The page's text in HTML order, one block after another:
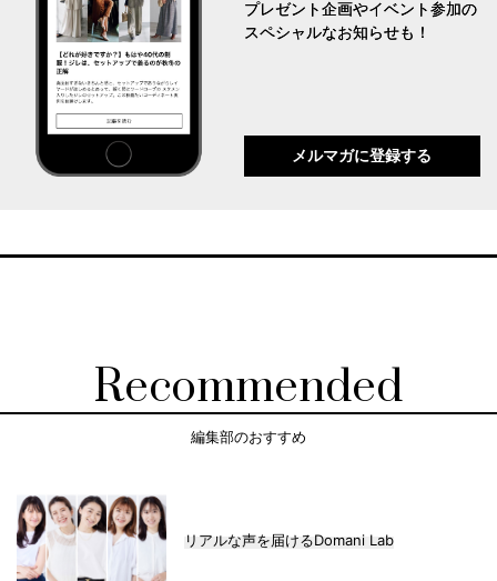
プレゼント企画やイベント参加の
スペシャルなお知らせも！
メルマガに登録する
Recommended
編集部のおすすめ
リアルな声を届けるDomani Lab